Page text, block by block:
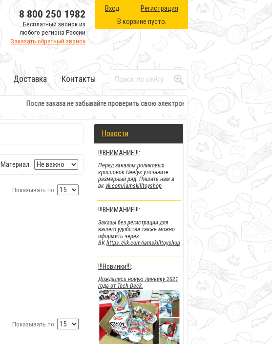
Вход
Регистрация
В корзине пусто.
8 800 250 1982
Бесплатный звонок из
любого региона России
Заказать обратный звонок
Доставка Контакты
После заказа не забывайте проверить свою электронную почту. Там будет вся
Новости
!!!ВНИМАНИЕ!!!:
Перед заказом роликовых
кроссовок Heelys уточняйте
размерный ряд. Пишите нам в
вк vk.com/iamskilltoyshop
!!!ВНИМАНИЕ!!!:
Заказы без регистрации для
вашего удобства также можно
оформить через
ВКhttps://vk.com/iamskilltoyshop
!!!Новинки!!!:
Дождались новую линейку 2021
года от Tech Deck.
Материал
Показывать по:
Показывать по: